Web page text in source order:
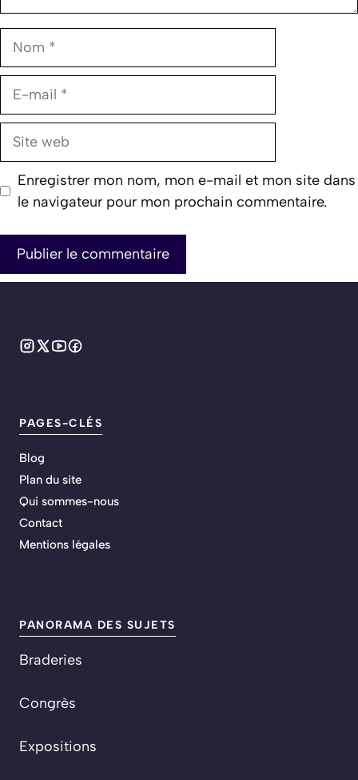
Nom
E-
Site
Enregistrer mon nom, mon e-mail et mon site dans
le navigateur pour mon prochain commentaire.
PAGES-CLÉS
Blog
Plan du site
Qui sommes-nous
Contact
Mentions légales
PANORAMA DES SUJETS
Braderies
Congrès
Expositions